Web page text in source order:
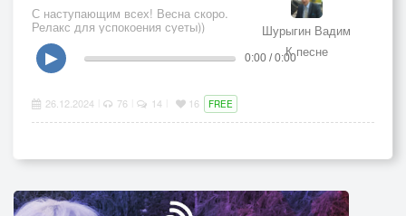
С наступающим всех! Весна скоро.
Релакс для успокоения суеты))
Шурыгин Вадим
К песне
▶ 0:00 / 0:00
26.12.2024 76 14 16 FREE